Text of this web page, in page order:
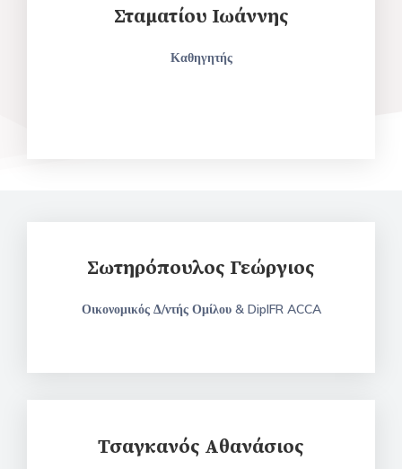
Σταματίου Ιωάννης
Καθηγητής
Σωτηρόπουλος Γεώργιος
Οικονομικός Δ/ντής Ομίλου & DipIFR ACCA
Τσαγκανός Αθανάσιος